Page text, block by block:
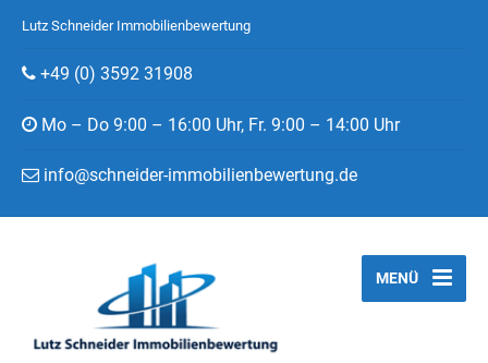
Lutz Schneider Immobilienbewertung
+49 (0) 3592 31908
Mo – Do 9:00 – 16:00 Uhr, Fr. 9:00 – 14:00 Uhr
info@schneider-immobilienbewertung.de
MENÜ